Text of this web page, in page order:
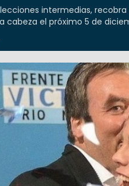
intermedias,
cabeza el próximo 5 de